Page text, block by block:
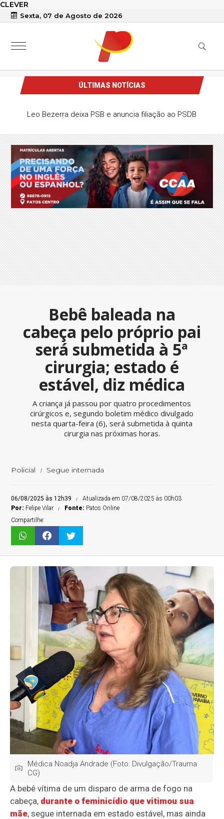
CLEVER
Sexta, 07 de Agosto de 2026
ÚLTIMAS NOTÍCIAS
Leo Bezerra deixa PSB e anuncia filiação ao PSDB
Bebê baleada na
cabeça pelo próprio pai
será submetida à 5ª
cirurgia; estado é
estável, diz médica
A criança já passou por quatro procedimentos
cirúrgicos e, segundo boletim médico divulgado
nesta quarta-feira (6), será submetida à quinta
cirurgia nas próximas horas.
Policial Segue internada
06/08/2025 às 12h39
Atualizada em 07/08/2025 às 00h03
Por: Felipe Vilar Fonte: Patos Online
Compartilhe:
Médica Noadja Andrade (Foto: Divulgação/Trauma
CG)
A bebê vítima de um disparo de arma de fogo na
cabeça, durante o feminicídio que vitimou sua
mãe, segue internada em estado estável, mas ainda